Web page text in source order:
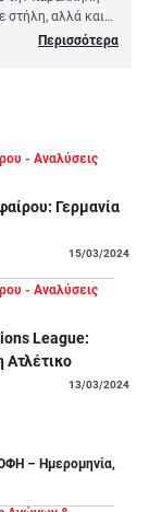
στήλη, αλλά και
επάνοδος ήρθε
Περισσότερα
- Αναλύσεις
Γερμανία
15/03/2024
- Αναλύσεις
League:
Ατλέτικο
13/03/2024
– Ημερομηνία,